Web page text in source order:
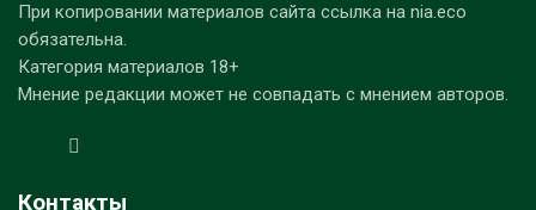
При копировании материалов сайта ссылка на nia.eco
обязательна.
Категория материалов 18+
Мнение редакции может не совпадать с мнением авторов.
Контакты